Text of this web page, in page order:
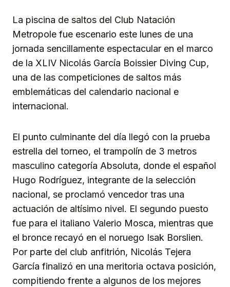
La piscina de saltos del Club Natación
Metropole fue escenario este lunes de una
jornada sencillamente espectacular en el marco
de la XLIV Nicolás García Boissier Diving Cup,
una de las competiciones de saltos más
emblemáticas del calendario nacional e
internacional.
El punto culminante del día llegó con la prueba
estrella del torneo, el trampolín de 3 metros
masculino categoría Absoluta, donde el español
Hugo Rodríguez, integrante de la selección
nacional, se proclamó vencedor tras una
actuación de altísimo nivel. El segundo puesto
fue para el italiano Valerio Mosca, mientras que
el bronce recayó en el noruego Isak Borslien.
Por parte del club anfitrión, Nicolás Tejera
García finalizó en una meritoria octava posición,
compitiendo frente a algunos de los mejores